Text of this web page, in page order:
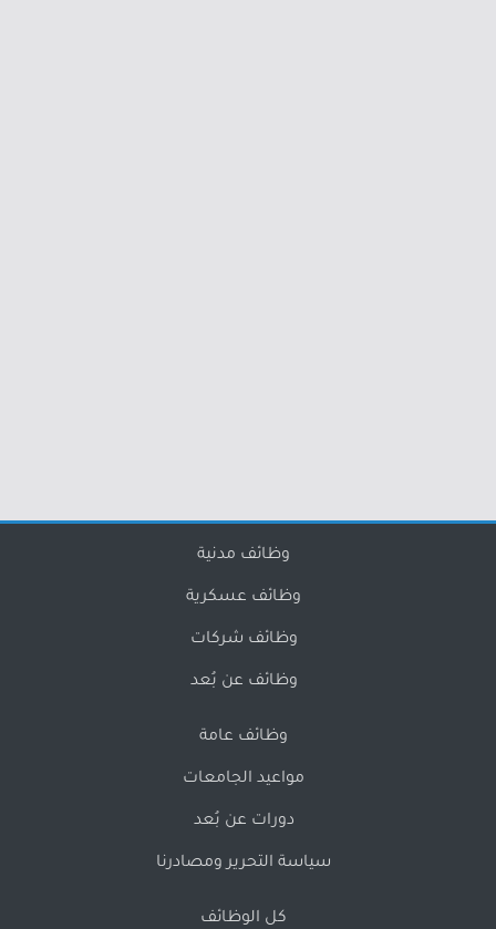
وظائف مدنية
وظائف عسكرية
وظائف شركات
وظائف عن بُعد
وظائف عامة
مواعيد الجامعات
دورات عن بُعد
سياسة التحرير ومصادرنا
كل الوظائف